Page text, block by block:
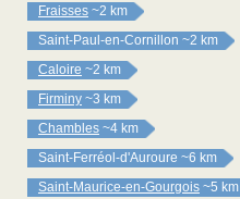
Fraisses ~2 km
Saint-Paul-en-Cornillon ~2 km
Caloire ~2 km
Firminy ~3 km
Chambles ~4 km
Saint-Ferréol-d'Auroure ~6 km
Saint-Maurice-en-Gourgois ~5 km